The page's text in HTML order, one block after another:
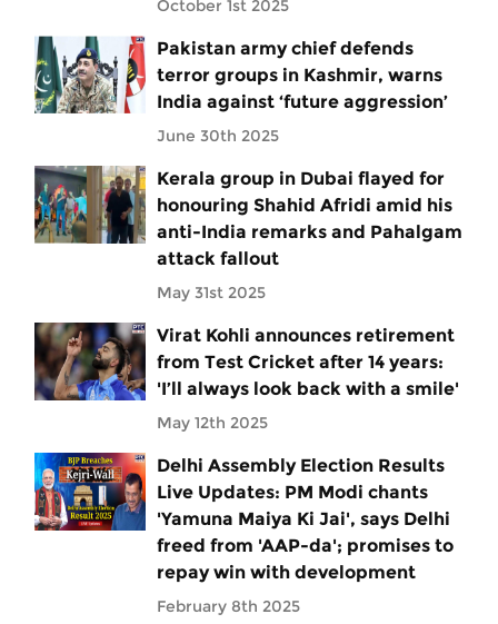
October 1st 2025
Pakistan army chief defends
terror groups in Kashmir, warns
India against ‘future aggression’
June 30th 2025
Kerala group in Dubai flayed for
honouring Shahid Afridi amid his
anti-India remarks and Pahalgam
attack fallout
May 31st 2025
Virat Kohli announces retirement
from Test Cricket after 14 years:
'I’ll always look back with a smile'
May 12th 2025
Delhi Assembly Election Results
Live Updates: PM Modi chants
'Yamuna Maiya Ki Jai', says Delhi
freed from 'AAP-da'; promises to
repay win with development
February 8th 2025